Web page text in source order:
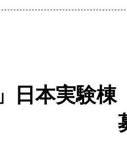
日本実験